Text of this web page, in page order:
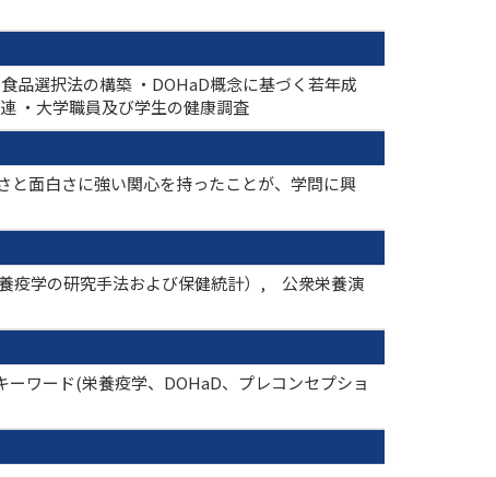
品選択法の構築 ・DOHaD概念に基づく若年成
・大学職員及び学生の健康調査
と面白さに強い関心を持ったことが、学問に興
学の研究手法および保健統計）, 公衆栄養演
ワード(栄養疫学、DOHaD、プレコンセプショ